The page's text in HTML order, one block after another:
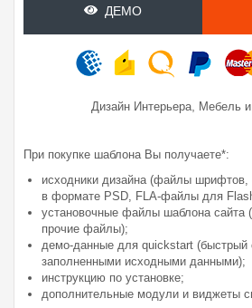
ДЕМО
Дизайн Интерьера Мебель
При покупке шаблона Вы получаете*:
исходники дизайна (файлы
в формате PSD, FLA-файлы для
установочные файлы шаблона сайта
прочие файлы);
демо-данные для quickstart (быстрый
заполненными исходными данными);
инструкцию по установке;
дополнительные модули и виджеты